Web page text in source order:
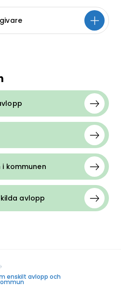
kommunen
avlopp
enskilt avlopp och